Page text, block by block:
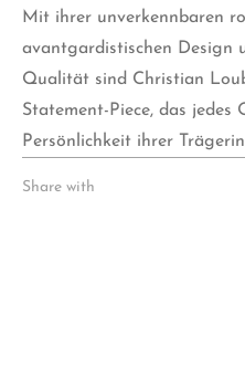
Mit ihrer unverkennbaren
avantgardistischen Design
Qualität sind Christian
Statement-Piece, das
Persönlichkeit ihrer
Share with